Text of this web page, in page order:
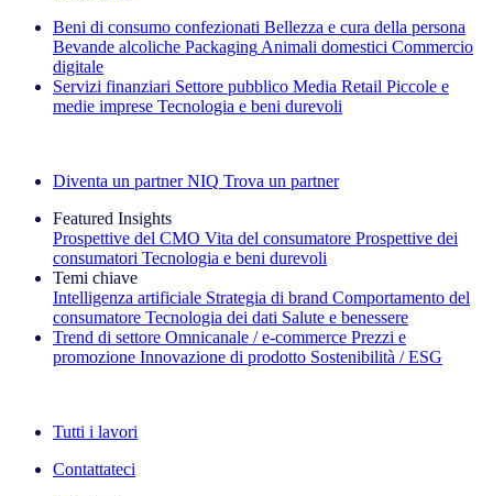
Beni di consumo confezionati Bellezza e cura della persona
Bevande alcoliche Packaging Animali domestici Commercio
digitale
Servizi finanziari Settore pubblico Media Retail Piccole e
medie imprese Tecnologia e beni durevoli
Diventa un partner NIQ Trova un partner
Featured Insights
Prospettive del CMO Vita del consumatore Prospettive dei
consumatori Tecnologia e beni durevoli
Temi chiave
Intelligenza artificiale Strategia di brand Comportamento del
consumatore Tecnologia dei dati Salute e benessere
Trend di settore Omnicanale / e‑commerce Prezzi e
promozione Innovazione di prodotto Sostenibilità / ESG
Tutti i lavori
Contattateci